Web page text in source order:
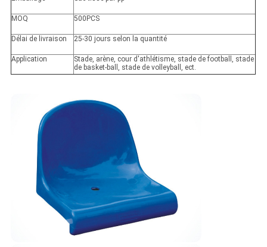
MOQ 500PCS
Délai de livraison 25-30 jours selon la quantité
Application
Stade, arène, cour d'athlétisme, stade de football, stade
de basket-ball, stade de volleyball, ect.